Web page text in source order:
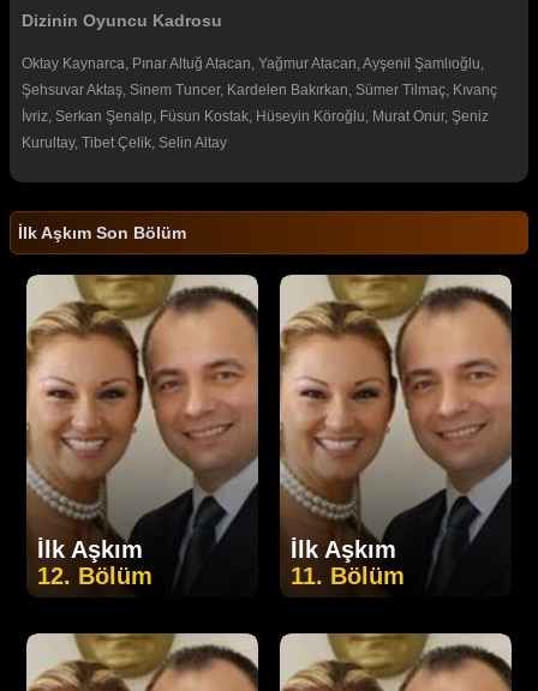
Dizinin Oyuncu Kadrosu
Oktay Kaynarca, Pınar Altuğ Atacan, Yağmur Atacan, Ayşenil Şamlıoğlu,
Şehsuvar Aktaş, Sinem Tuncer, Kardelen Bakırkan, Sümer Tilmaç, Kıvanç
İvriz, Serkan Şenalp, Füsun Kostak, Hüseyin Köroğlu, Murat Onur, Şeniz
Kurultay, Tibet Çelik, Selin Altay
İlk Aşkım Son Bölüm
İlk Aşkım
12. Bölüm
İlk Aşkım
11. Bölüm